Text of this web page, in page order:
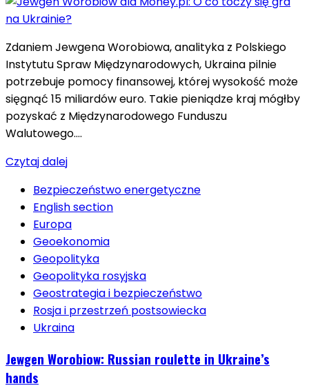
Zdaniem Jewgena Worobiowa, analityka z Polskiego
Instytutu Spraw Międzynarodowych, Ukraina pilnie
potrzebuje pomocy finansowej, której wysokość może
sięgnąć 15 miliardów euro. Takie pieniądze kraj mógłby
pozyskać z Międzynarodowego Funduszu
Walutowego….
Czytaj dalej
Bezpieczeństwo energetyczne
English section
Europa
Geoekonomia
Geopolityka
Geopolityka rosyjska
Geostrategia i bezpieczeństwo
Rosja i przestrzeń postsowiecka
Ukraina
Jewgen Worobiow: Russian roulette in Ukraine’s
hands